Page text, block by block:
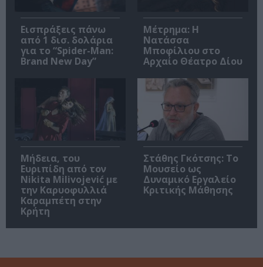
Εισπράξεις πάνω
από 1 δισ. δολάρια
για το “Spider-Man:
Brand New Day”
Μέτρημα: Η
Νατάσσα
Μποφίλιου στο
Αρχαίο Θέατρο Δίου
Μήδεια, του
Ευριπίδη από τον
Nikita Milivojević με
την Καρυοφυλλιά
Καραμπέτη στην
Κρήτη
Στάθης Γκότσης: Το
Μουσείο ως
Δυναμικό Εργαλείο
Κριτικής Μάθησης